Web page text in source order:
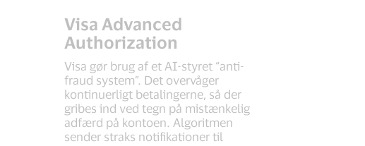
Visa Advanced
Authorization
Visa gør brug af et AI-styret “anti-
fraud system”. Det overvåger
kontinuerligt betalingerne, så der
gribes ind ved tegn på mistænkelig
adfærd på kontoen. Algoritmen
sender straks notifikationer til